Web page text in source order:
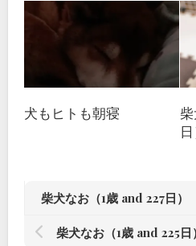
犬もヒトも朝寝
日
柴犬なお（1歳 and 227日）
柴犬なお（1歳 and 225日）